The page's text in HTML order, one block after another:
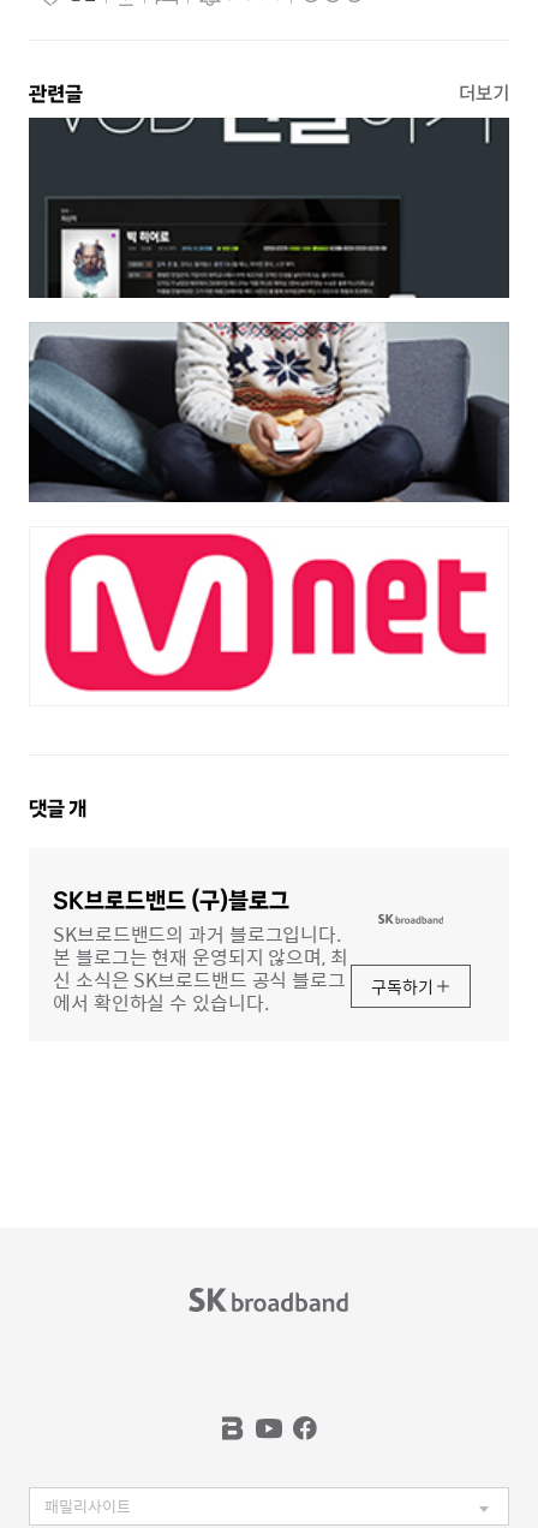
관련글 더보기
댓
댓글개
SK브로드밴드 (구)블로그
SK브로드밴드의 과거 블로그입니다.
본 블로그는 현재 운영되지 않으며, 최
신 소식은 SK브로드밴드 공식 블로그
에서 확인하실 수 있습니다.
구독하기